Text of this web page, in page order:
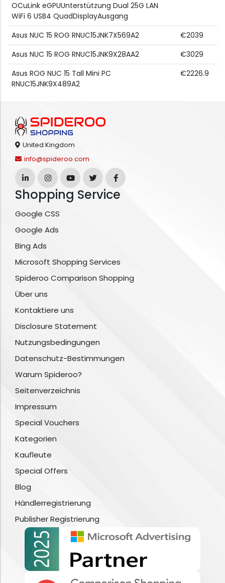
OCuLink eGPUUnterstützung Dual 25G LAN
WiFi 6 USB4 QuadDisplayAusgang
Asus NUC 15 ROG RNUC15JNK7X569A2
€2039
Asus NUC 15 ROG RNUC15JNK9X28AA2
€3029
Asus ROG NUC 15 Tall Mini PC
RNUC15JNK9X489A2
€2226.9
United Kingdom
info@spideroo.com
Shopping Service
Google CSS
Google Ads
Bing Ads
Microsoft Shopping Services
Spideroo Comparison Shopping
Über uns
Kontaktiere uns
Disclosure Statement
Nutzungsbedingungen
Datenschutz-Bestimmungen
Warum Spideroo?
Seitenverzeichnis
Impressum
Special Vouchers
Kategorien
Kaufleute
Special Offers
Blog
Händlerregistrierung
Publisher Registrierung